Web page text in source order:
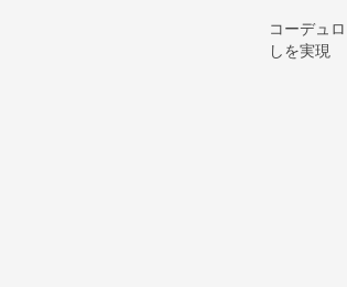
コーデュ
しを実現